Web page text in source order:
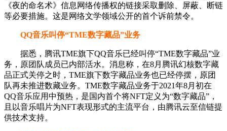
《夜的命名术》信息网络传播权的链接采取删除、屏蔽、断链
等必要措施。这是网络文学领域公开的首个诉前禁令。
QQ音乐叫停“TME数字藏品”业务
据悉，腾讯TME旗下QQ音乐已经叫停“TME数字藏品”业
务，原团队成员已内部活水。消息称，在8月腾讯幻核数字藏
品正式关停之时，TME旗下数字藏品业务也已经停摆，原团
队再未推进数藏业务。TME数字藏品业务于2021年8月初在
QQ音乐应用中预热，是国内首个将NFT定义为“数字藏品”，
且以音乐唱片为NFT表现形式的主流平台，由腾讯云至信链提
供技术支持。